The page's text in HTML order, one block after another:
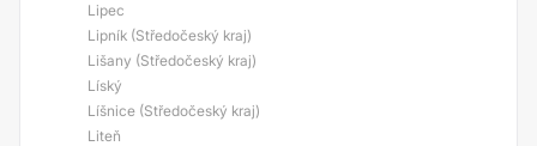
Lipec
Lipník (Středočeský kraj)
Lišany (Středočeský kraj)
Líský
Líšnice (Středočeský kraj)
Liteň